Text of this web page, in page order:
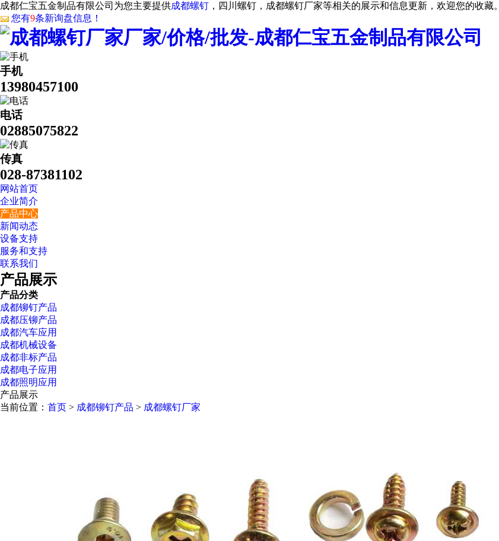
成都仁宝五金制品有限公司为您主要提供成都螺钉 ，四川螺钉，成都螺钉厂家等相关的展示和信息更新，欢迎您的收藏。
您有9条新询盘信息！
手机
13980457100
电话
02885075822
传真
028-87381102
网站首页
企业简介
产品中心
新闻动态
设备支持
服务和支持
联系我们
产品展示
产品分类
成都铆钉产品
成都压铆产品
成都汽车应用
成都机械设备
成都非标产品
成都电子应用
成都照明应用
产品展示
当前位置： 首页 > 成都铆钉产品 > 成都螺钉厂家